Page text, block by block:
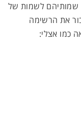
שמותיהם לשמות של
את הרשימה
כמו אצלי: